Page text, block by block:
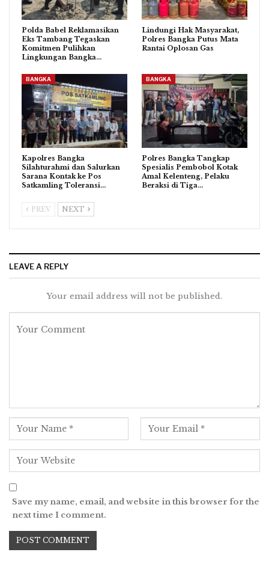
Polda Babel Reklamasikan
Eks Tambang Tegaskan
Komitmen Pulihkan
Lingkungan Bangka…
Lindungi Hak Masyarakat,
Polres Bangka Putus Mata
Rantai Oplosan Gas
BANGKA
Kapolres Bangka
Silahturahmi dan Salurkan
Sarana Kontak ke Pos
Satkamling Toleransi…
BANGKA
Polres Bangka Tangkap
Spesialis Pembobol Kotak
Amal Kelenteng, Pelaku
Beraksi di Tiga…
PREV NEXT
LEAVE A REPLY
Your email address will not be published.
Save my name, email, and website in this browser for the
next time I comment.